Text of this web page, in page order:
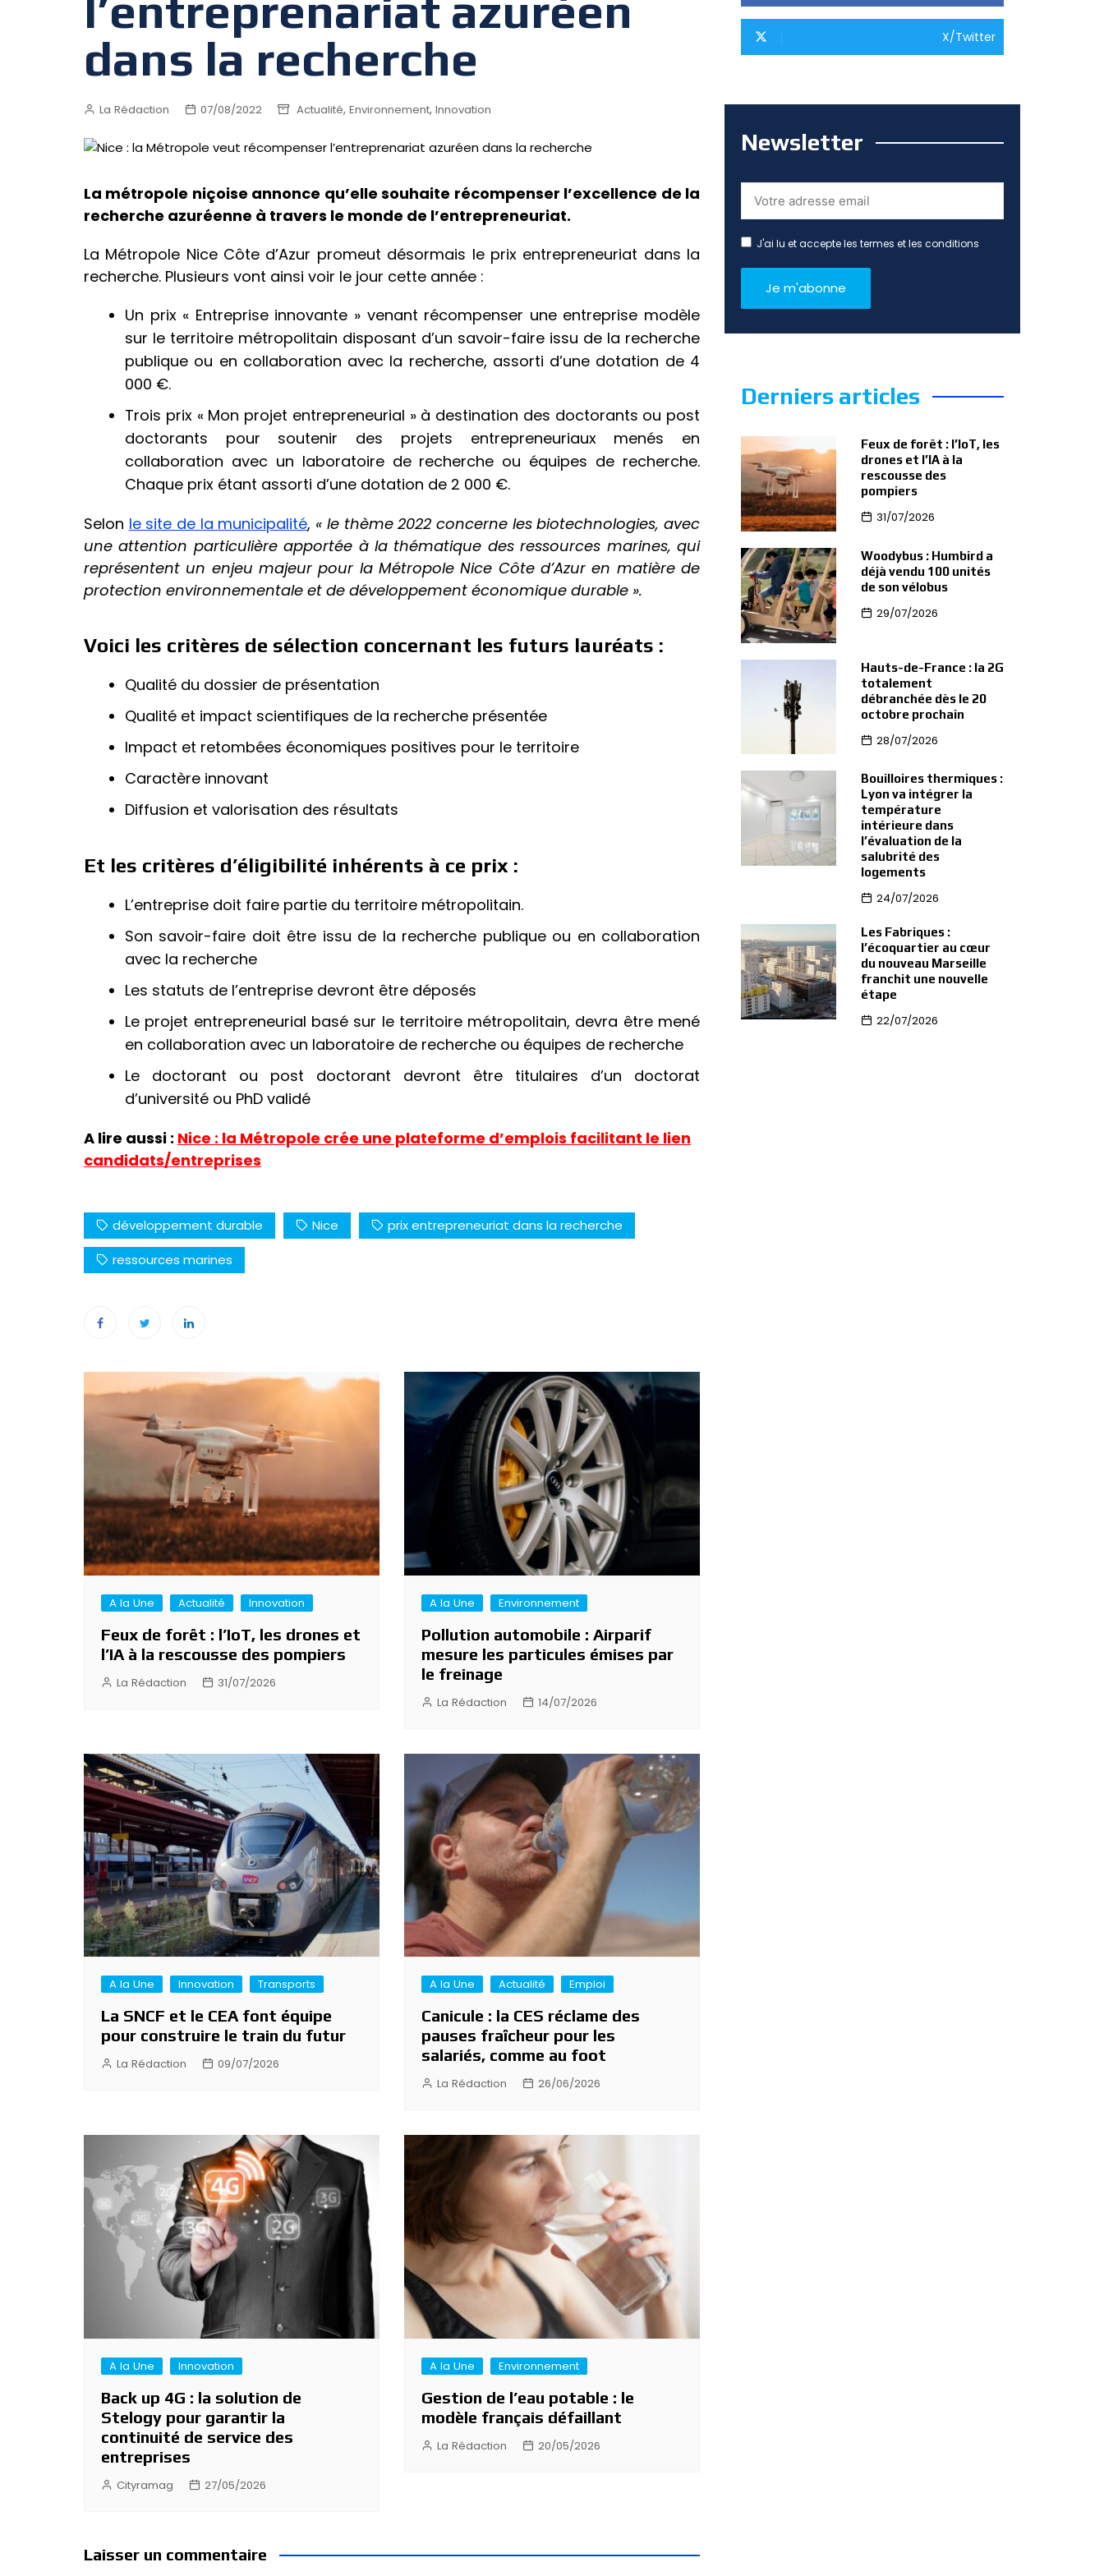
dans la recherche
La Rédaction 07/08/2022 Actualité, Environnement, Innovation
La métropole niçoise annonce qu’elle souhaite récompenser l’excellence de la
recherche azuréenne à travers le monde de l’entrepreneuriat.
La Métropole Nice Côte d’Azur promeut désormais le prix entrepreneuriat dans la
recherche. Plusieurs vont ainsi voir le jour cette année :
Un prix « Entreprise innovante » venant récompenser une entreprise modèle
sur le territoire métropolitain disposant d’un savoir-faire issu de la recherche
publique ou en collaboration avec la recherche, assorti d’une dotation de 4
000 €.
Trois prix « Mon projet entrepreneurial » à destination des doctorants ou post
doctorants pour soutenir des projets entrepreneuriaux menés en
collaboration avec un laboratoire de recherche ou équipes de recherche.
Chaque prix étant assorti d’une dotation de 2 000 €.
Selon le site de la municipalité, « le thème 2022 concerne les biotechnologies, avec
une attention particulière apportée à la thématique des ressources marines, qui
représentent un enjeu majeur pour la Métropole Nice Côte d’Azur en matière de
protection environnementale et de développement économique durable ».
Voici les critères de sélection concernant les futurs lauréats :
Qualité du dossier de présentation
Qualité et impact scientifiques de la recherche présentée
Impact et retombées économiques positives pour le territoire
Caractère innovant
Diffusion et valorisation des résultats
Et les critères d’éligibilité inhérents à ce prix :
L’entreprise doit faire partie du territoire métropolitain.
Son savoir-faire doit être issu de la recherche publique ou en collaboration
avec la recherche
Les statuts de l’entreprise devront être déposés
Le projet entrepreneurial basé sur le territoire métropolitain, devra être mené
en collaboration avec un laboratoire de recherche ou équipes de recherche
Le doctorant ou post doctorant devront être titulaires d’un doctorat
d’université ou PhD validé
A lire aussi : Nice : la Métropole crée une plateforme d’emplois facilitant le lien
candidats/entreprises
développement durable Nice
prix entrepreneuriat dans la recherche
ressources marines
Navigation
l’article
A la Une Actualité Innovation
Feux de forêt : l’IoT, les drones et
l’IA à la rescousse des pompiers
La Rédaction 31/07/2026
A la Une Environnement
Pollution automobile : Airparif
mesure les particules émises par
le freinage
La Rédaction 14/07/2026
A la Une Innovation Transports
La SNCF et le CEA font équipe
pour construire le train du futur
La Rédaction 09/07/2026
A la Une Actualité Emploi
Canicule : la CES réclame des
pauses fraîcheur pour les
salariés, comme au foot
La Rédaction 26/06/2026
A la Une Innovation
Back up 4G : la solution de
Stelogy pour garantir la
continuité de service des
entreprises
Cityramag 27/05/2026
A la Une Environnement
Gestion de l’eau potable : le
modèle français défaillant
La Rédaction 20/05/2026
Laisser un commentaire
X/Twitter
Newsletter
J'ai lu et accepte les termes et les conditions
Derniers articles
Feux de forêt : l’IoT, les
drones et l’IA à la
rescousse des
pompiers
31/07/2026
Woodybus : Humbird a
déjà vendu 100 unités
de son vélobus
29/07/2026
Hauts-de-France : la 2G
totalement
débranchée dès le 20
octobre prochain
28/07/2026
Bouilloires thermiques :
Lyon va intégrer la
température
intérieure dans
l’évaluation de la
salubrité des
logements
24/07/2026
Les Fabriques :
l’écoquartier au cœur
du nouveau Marseille
franchit une nouvelle
étape
22/07/2026